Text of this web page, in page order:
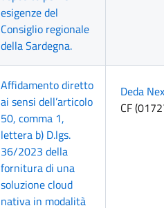
esigenze del
Consiglio regionale
della Sardegna.
Affidamento diretto
ai sensi dell’articolo
50, comma 1,
lettera b) D.lgs.
36/2023 della
fornitura di una
soluzione cloud
nativa in modalità
Deda
CF